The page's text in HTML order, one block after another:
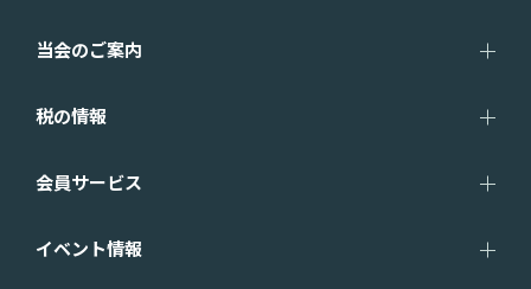
当会のご案内
税の情報
会員サービス
イベント情報